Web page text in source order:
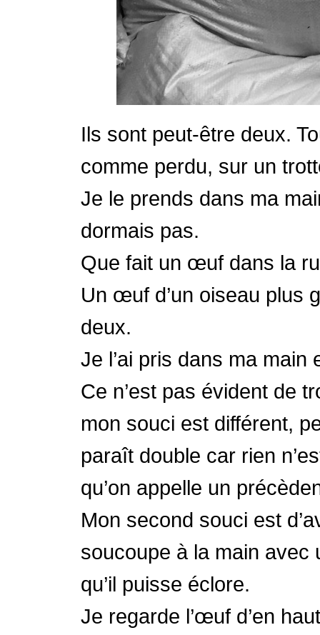
Ils sont peut-être deux.
comme perdu, sur un
Je le prends dans ma
dormais pas.
Que fait un œuf dans la
Un œuf d’un oiseau plus
deux.
Je l’ai pris dans ma
Ce n’est pas évident de
mon souci est différent,
paraît double car rien
qu’on appelle un
Mon second souci est
soucoupe à la main
qu’il puisse éclore.
Je regarde l’œuf d’en